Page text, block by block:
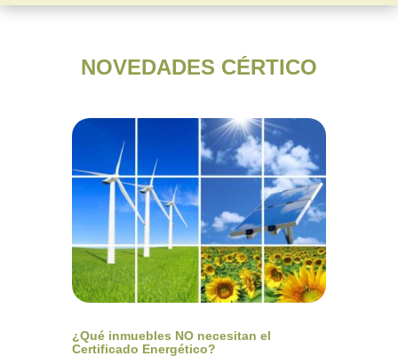
NOVEDADES CÉRTICO
¿Qué inmuebles NO necesitan el
Certificado Energético?